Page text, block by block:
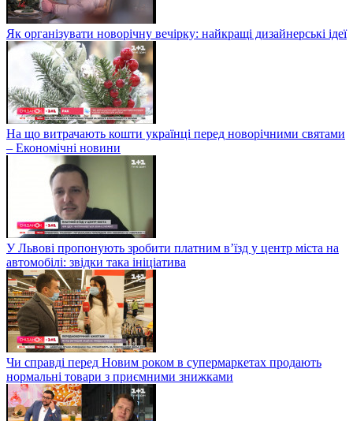
Як організувати новорічну вечірку: найкращі дизайнерські ідеї
На що витрачають кошти українці перед новорічними святами
– Економічні новини
У Львові пропонують зробити платним в’їзд у центр міста на
автомобілі: звідки така ініціатива
Чи справді перед Новим роком в супермаркетах продають
нормальні товари з приємними знижками